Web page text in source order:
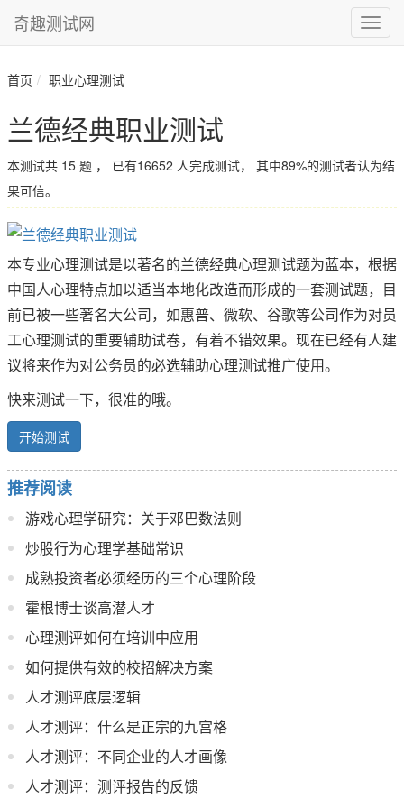
奇趣测试网
首页 职业心理测试
兰德经典职业测试
本测试共 15 题 ， 已有16652 人完成测试，
其中89%的测试者认为结
果可信。
本专业心理测试是以著名的兰德经典心理测试题为蓝本，根据
中国人心理特点加以适当本地化改造而形成的一套测试题，目
前已被一些著名大公司，如惠普、微软、谷歌等公司作为对员
工心理测试的重要辅助试卷，有着不错效果。现在已经有人建
议将来作为对公务员的必选辅助心理测试推广使用。
快来测试一下，很准的哦。
开始测试
推荐阅读
游戏心理学研究：关于邓巴数法则
炒股行为心理学基础常识
成熟投资者必须经历的三个心理阶段
霍根博士谈高潜人才
心理测评如何在培训中应用
如何提供有效的校招解决方案
人才测评底层逻辑
人才测评：什么是正宗的九宫格
人才测评：不同企业的人才画像
人才测评：测评报告的反馈